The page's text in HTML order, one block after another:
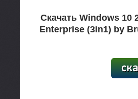
Скачать Windows 10
Enterprise (3in1) by